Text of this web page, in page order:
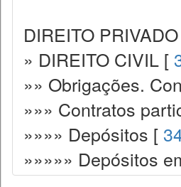
DIREITO
» DIREITO CIVIL [
»» Obrigações.
»»» Contratos
»»»» Depósitos [
»»»»» Depósitos